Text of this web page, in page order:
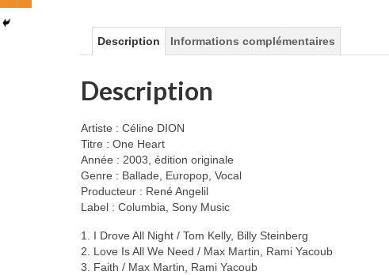
Description Informations complémentaires
Description
Artiste : Céline DION
Titre : One Heart
Année : 2003, édition originale
Genre : Ballade, Europop, Vocal
Producteur : René Angelil
Label : Columbia, Sony Music
1. I Drove All Night / Tom Kelly, Billy Steinberg
2. Love Is All We Need / Max Martin, Rami Yacoub
3. Faith / Max Martin, Rami Yacoub